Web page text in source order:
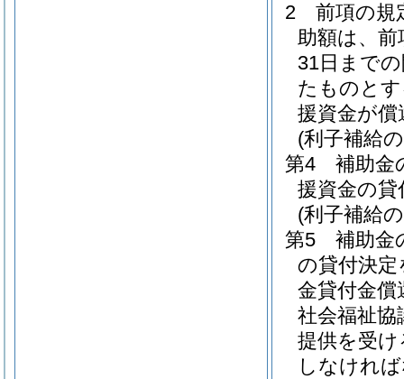
2 前項の規
助額は、前
31日まで
たものと
援資金が
(利子補給
第4 補助金
援資金の
(利子補給
第5 補助金
の貸付決
金貸付金償
社会福祉
提供を受
しなけれ